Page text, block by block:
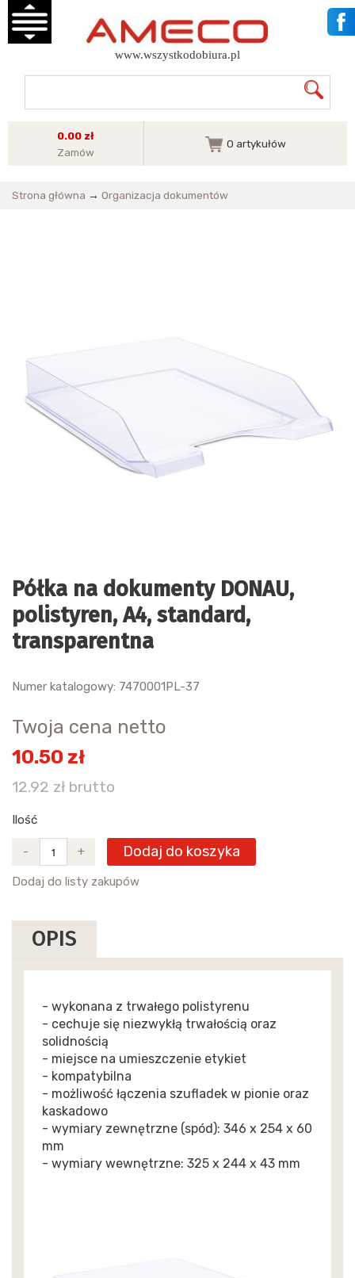
www.wszystkodobiura.pl
0.00 zł
Zamów
0 artykułów
Strona główna → Organizacja dokumentów
Półka na dokumenty DONAU,
polistyren, A4, standard,
transparentna
Numer katalogowy: 7470001PL-37
Twoja cena netto
10.50 zł
12.92 zł brutto
Ilość
- + Dodaj do koszyka
Dodaj do listy zakupów
OPIS
- wykonana z trwałego polistyrenu
- cechuje się niezwykłą trwałością oraz
solidnością
- miejsce na umieszczenie etykiet
- kompatybilna
- możliwość łączenia szufladek w pionie oraz
kaskadowo
- wymiary zewnętrzne (spód): 346 x 254 x 60
mm
- wymiary wewnętrzne: 325 x 244 x 43 mm